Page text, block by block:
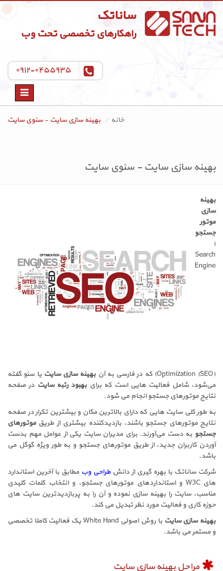
ساناتک
راهکارهای تخصصی تحت وب
۰۹۱۲-۰۴۵۵۹۳۵
Toggle
خانه
بهینه سازی سایت - سئوی سایت
بهینه سازی سایت - سئوی سایت
بهینه
سازی
موتور
جستجو
(
‎Search
Engine
Optimization (SEO)‎) که در فارسی به آنبهینه سازی سایت یا سئو گفته
می‌شود، شامل فعالیت هایی است که برایبهبود رتبه سایت در صفحه
نتایج موتورهای جستجو انجام می شود.
به طور کلی سایت هایی که دارای بالاترین مکان و بیشترین تکرار در صفحه
نتایج موتورهای جستجو باشند، بازدیدکننده بیشتری از طریقموتورهای
جستجو به دست می‌آورند. برای مدیران سایت یکی از عوامل مهم بدست
آوردن کاربران جدید، از طریق موتورهای جستجو و به طور ویژه گوگل می
باشد.
شرکت ساناتک با بهره گیری از دانشطراحی وب مطابق با آخرین استاندارد
های W3C و استانداردهای موتورهای جستجو، و انتخاب کلمات کلیدی
مناسب، سایت را بهینه سازی نموده و آن را به پربازدیدترین سایت های
حوزه کاری و فعالیت مورد نظر تبدیل می کند.
بهینه سازی سایت
با روش اصولی White Hand یک فعالیت کاملا تخصصی
و مستمر می باشد.
مراحل بهینه سازی سایت